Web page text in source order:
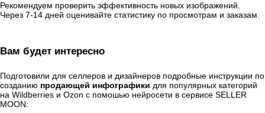
Рекомендуем проверить эффективность новых изображений.
Через 7-14 дней оценивайте статистику по просмотрам и заказам.
Вам будет интересно
Подготовили для селлеров и дизайнеров подробные инструкции по
созданию продающей инфографики для популярных категорий
на Wildberries и Ozon с помошью нейросети в сервисе SELLER
MOON: